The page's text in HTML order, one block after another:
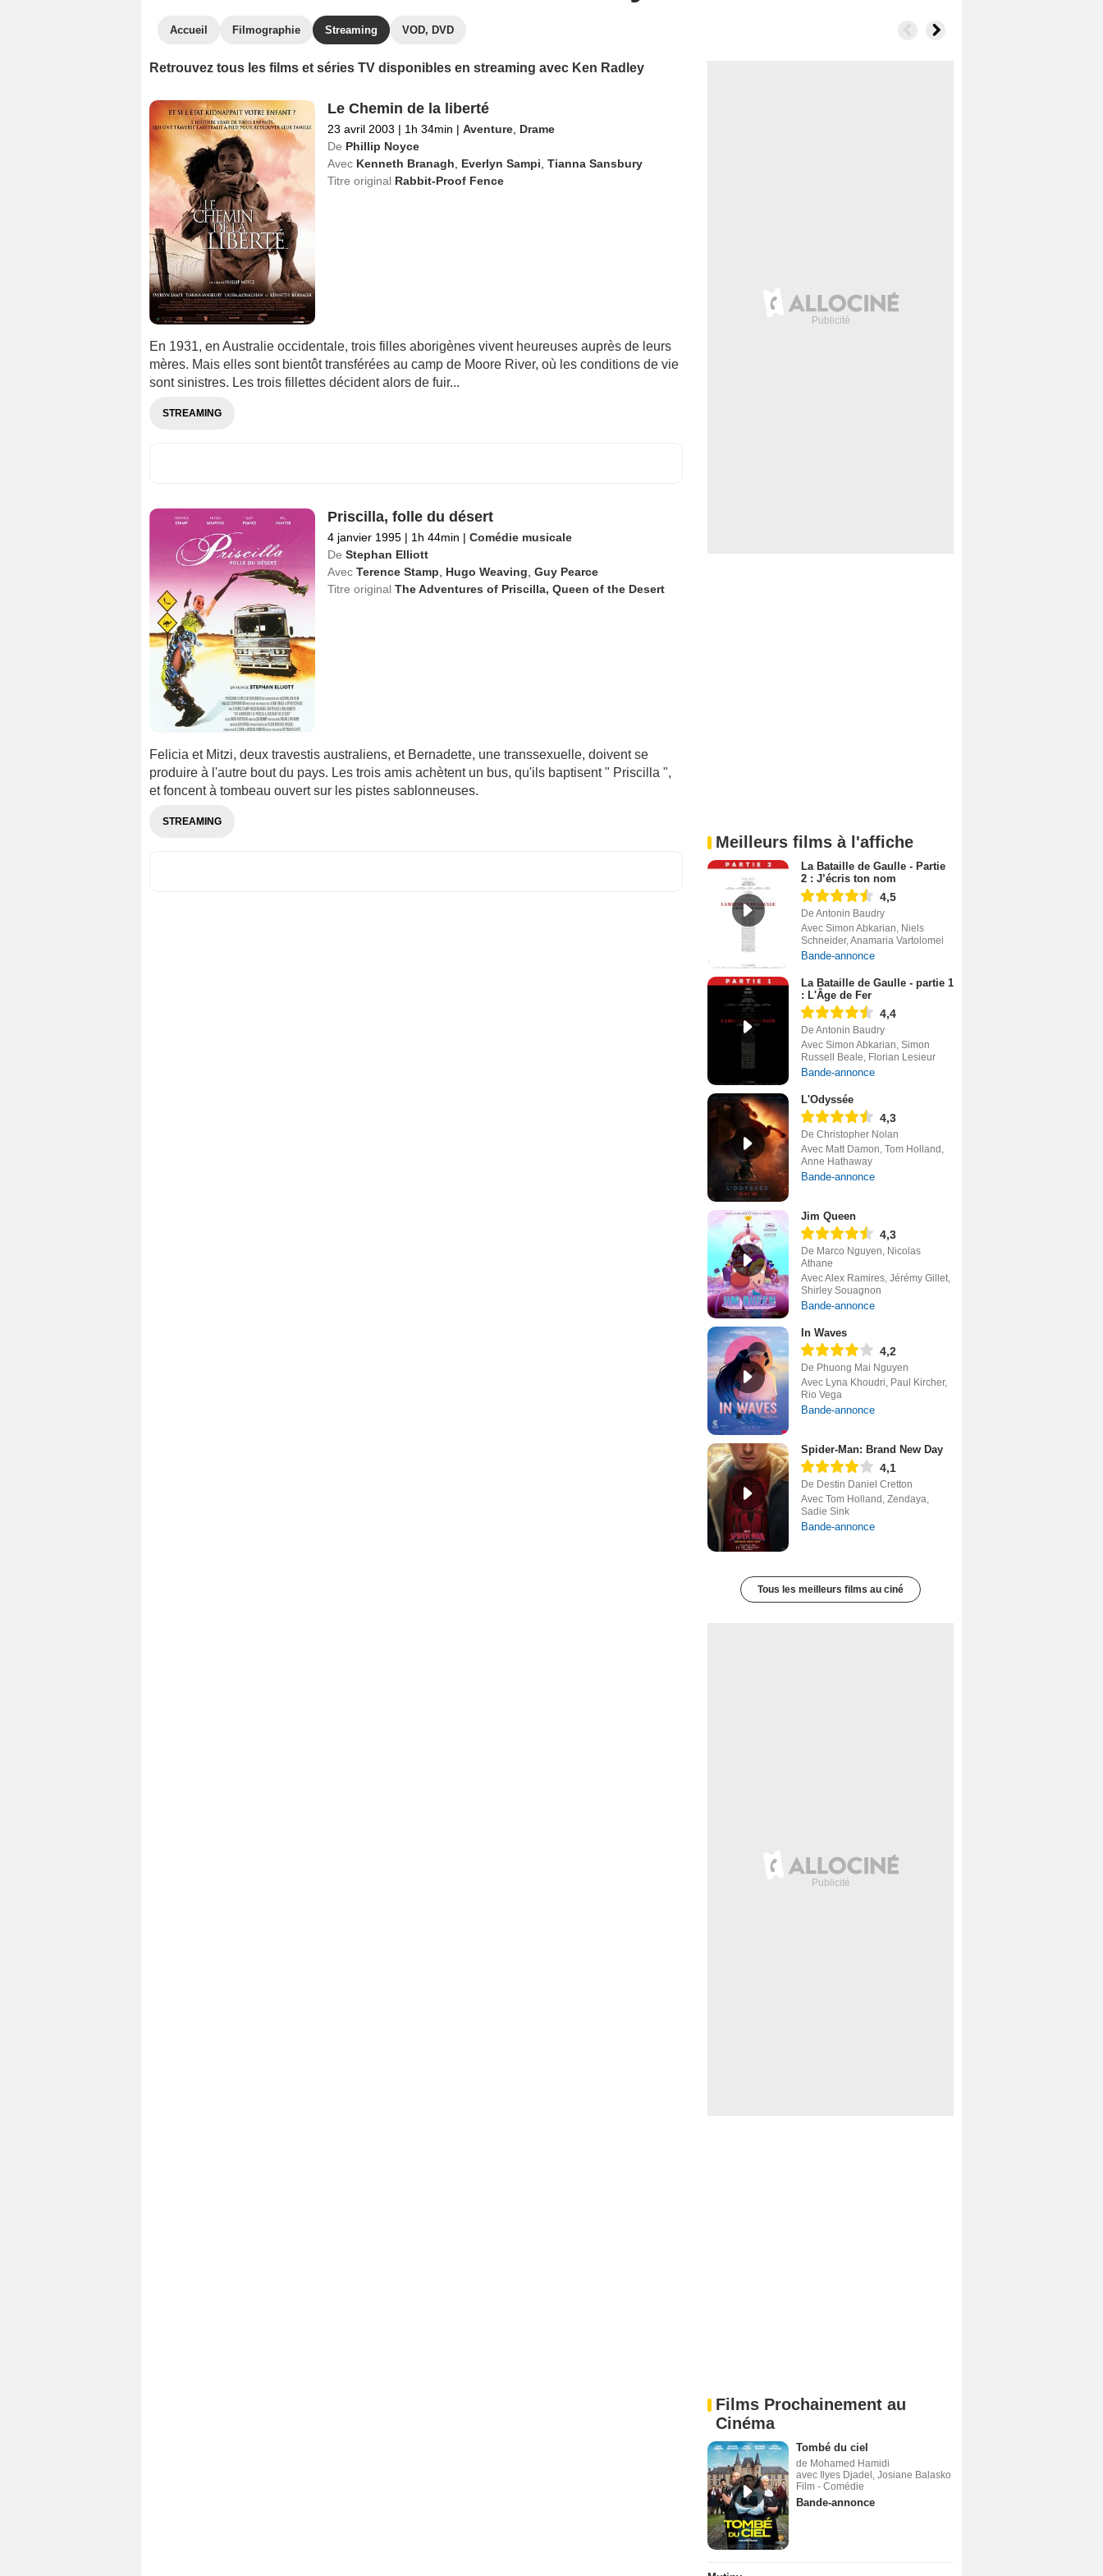
Accueil Filmographie Streaming VOD, DVD
Retrouvez tous les films et séries TV disponibles en streaming avec Ken Radley
Le Chemin de la liberté
23 avril 2003 | 1h 34min | Aventure, Drame
De Phillip Noyce
Avec Kenneth Branagh Everlyn Sampi Tianna Sansbury
Titre original Rabbit-Proof Fence
En 1931, en Australie occidentale, trois filles aborigènes vivent heureuses auprès de leurs
mères. Mais elles sont bientôt transférées au camp de Moore River, où les conditions de vie
sont sinistres. Les trois fillettes décident alors de fuir...
STREAMING
Priscilla, folle du désert
4 janvier 1995 | 1h 44min | Comédie musicale
De Stephan Elliott
Avec Terence Stamp Hugo Weaving Guy Pearce
Titre original The Adventures of Priscilla, Queen of the Desert
Felicia et Mitzi, deux travestis australiens, et Bernadette, une transsexuelle, doivent se
produire à l'autre bout du pays. Les trois amis achètent un bus, qu'ils baptisent " Priscilla ",
et foncent à tombeau ouvert sur les pistes sablonneuses.
STREAMING
Meilleurs films à l'affiche
La Bataille de Gaulle - Partie
2 : J’écris ton nom
4,5
De Antonin Baudry
Avec Simon Abkarian, Niels
Schneider, Anamaria Vartolomei
Bande-annonce
La Bataille de Gaulle - partie 1
: L'Âge de Fer
4,4
De Antonin Baudry
Avec Simon Abkarian, Simon
Russell Beale, Florian Lesieur
Bande-annonce
L'Odyssée
4,3
De Christopher Nolan
Avec Matt Damon, Tom Holland,
Anne Hathaway
Bande-annonce
Jim Queen
4,3
De Marco Nguyen, Nicolas
Athane
Avec Alex Ramires, Jérémy Gillet,
Shirley Souagnon
Bande-annonce
In Waves
4,2
De Phuong Mai Nguyen
Avec Lyna Khoudri, Paul Kircher,
Rio Vega
Bande-annonce
Spider-Man: Brand New Day
4,1
De Destin Daniel Cretton
Avec Tom Holland, Zendaya,
Sadie Sink
Bande-annonce
Tous les meilleurs films au ciné
Films Prochainement au
Cinéma
Tombé du ciel
de Mohamed Hamidi
avec Ilyes Djadel, Josiane Balasko
Film - Comédie
Bande-annonce